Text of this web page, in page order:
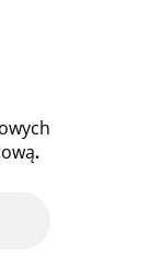
.